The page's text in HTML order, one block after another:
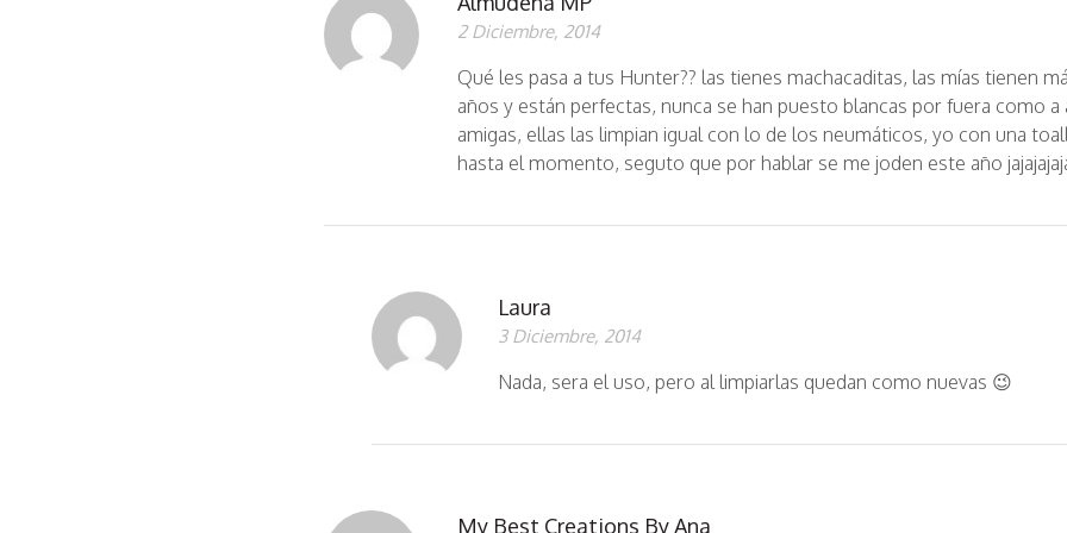
2 Diciembre, 2014
Qué les pasa a tus Hunter?? las tienes machacaditas, las mías tienen
años y están perfectas, nunca se han puesto blancas por fuera como a
amigas, ellas las limpian igual con lo de los neumáticos, yo con una
hasta el momento, seguto que por hablar se me joden este año
Laura
3 Diciembre, 2014
Nada, sera el uso, pero al limpiarlas quedan como nuevas 😉
My Best Creations By Ana